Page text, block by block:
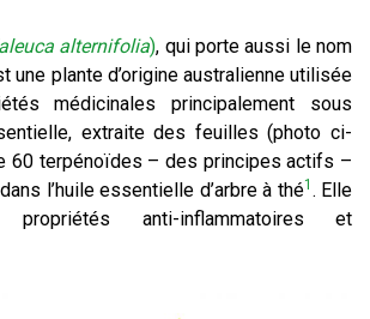
alternifolia), qui porte aussi le nom
une plante d’origine australienne utilisée
médicinales principalement sous
extraite des feuilles (photo ci-
60 terpénoïdes – des principes actifs –
l’huile essentielle d’arbre à thé1 . Elle
anti-inflammatoires et